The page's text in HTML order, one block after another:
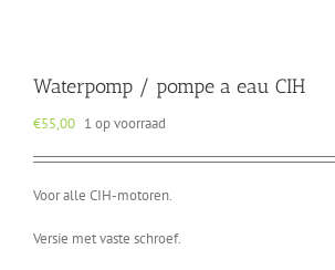
Waterpomp / pompe a eau CIH
€55,00 1 op voorraad
Voor alle CIH-motoren.
Versie met vaste schroef.